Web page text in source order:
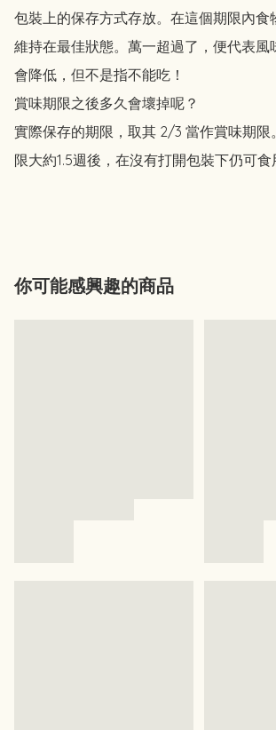
包裝上的保存方式存放。在這個期限內食
維持在最佳狀態。萬一超過了，便代表風
會降低，但不是指不能吃！
賞味期限之後多久會壞掉呢？
實際保存的期限，取其 2/3 當作賞味期限
限大約1.5週後，在沒有打開包裝下仍可食
你可能感興趣的商品